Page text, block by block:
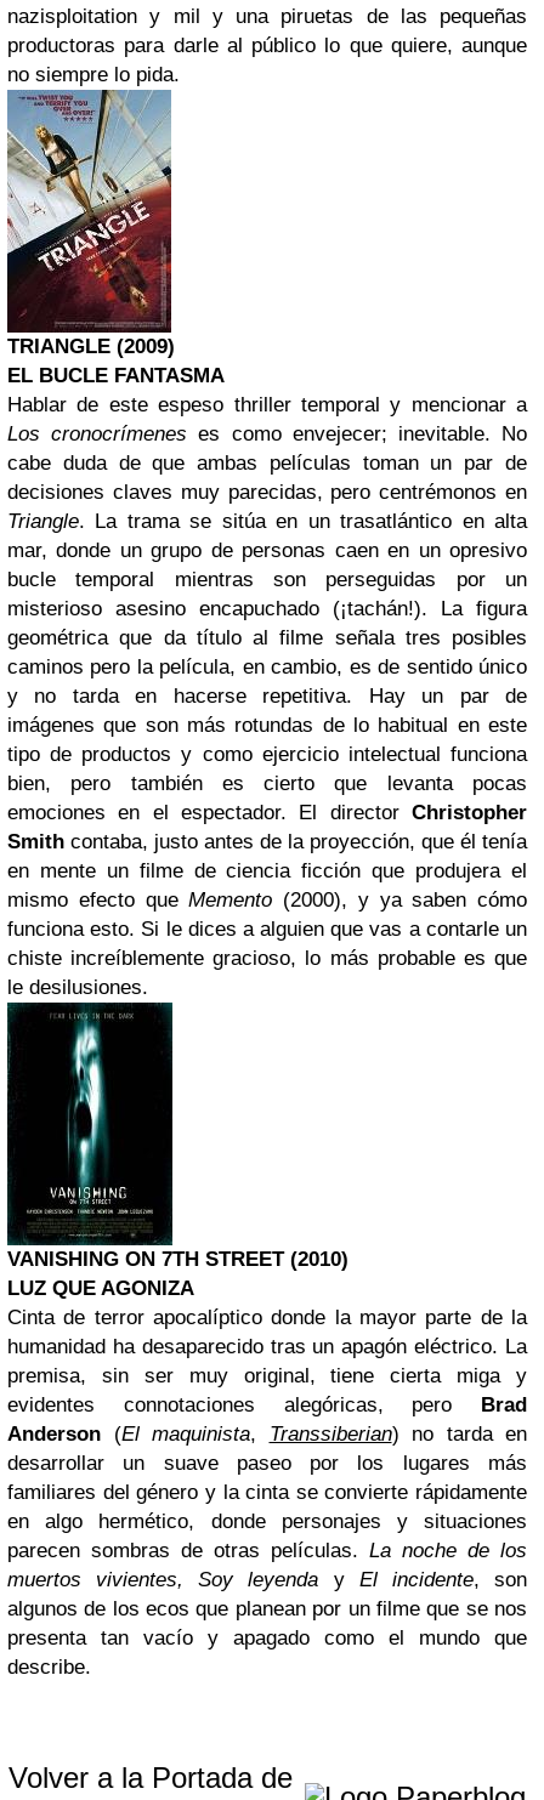
nazisploitation y mil y una piruetas de las pequeñas
productoras para darle al público lo que quiere, aunque
no siempre lo pida.
TRIANGLE (2009)
EL BUCLE FANTASMA
Hablar de este espeso thriller temporal y mencionar a
Los cronocrímeneses como envejecer; inevitable. No
cabe duda de que ambas películas toman un par de
decisiones claves muy parecidas, pero centrémonos en
Triangle. La trama se sitúa en un trasatlántico en alta
mar, donde un grupo de personas caen en un opresivo
bucle temporal mientras son perseguidas por un
misterioso asesino encapuchado (¡tachán!). La figura
geométrica que da título al filme señala tres posibles
caminos pero la película, en cambio, es de sentido único
y no tarda en hacerse repetitiva. Hay un par de
imágenes que son más rotundas de lo habitual en este
tipo de productos y como ejercicio intelectual funciona
bien, pero también es cierto que levanta pocas
emociones en el espectador. El director Christopher
Smith contaba, justo antes de la proyección, que él tenía
en mente un filme de ciencia ficción que produjera el
mismo efecto queMemento (2000), y ya saben cómo
funciona esto. Si le dices a alguien que vas a contarle un
chiste increíblemente gracioso, lo más probable es que
le desilusiones.
VANISHING ON 7TH STREET (2010)
LUZ QUE AGONIZA
Cinta de terror apocalíptico donde la mayor parte de la
humanidad ha desaparecido tras un apagón eléctrico. La
premisa, sin ser muy original, tiene cierta miga y
evidentes connotaciones alegóricas, pero Brad
Anderson (El maquinista, Transsiberian) no tarda en
desarrollar un suave paseo por los lugares más
familiares del género y la cinta se convierte rápidamente
en algo hermético, donde personajes y situaciones
parecen sombras de otras películas. La noche de los
muertos vivientes, Soy leyenda y El incidente, son
algunos de los ecos que planean por un filme que se nos
presenta tan vacío y apagado como el mundo que
describe.
Volver a la Portada de